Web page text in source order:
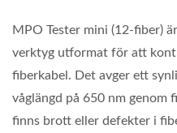
MPO Tester mini (12-fiber)
verktyg utformat för att
fiberkabel. Det avger ett
våglängd på 650 nm genom
finns brott eller defekter i